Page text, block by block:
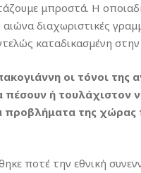
μπροστά. Η
διαχωριστικές
καταδικασμένη
οι τόνοι της
πέσουν ή τουλάχιστον
προβλήματα της χώρας
ποτέ την εθνική